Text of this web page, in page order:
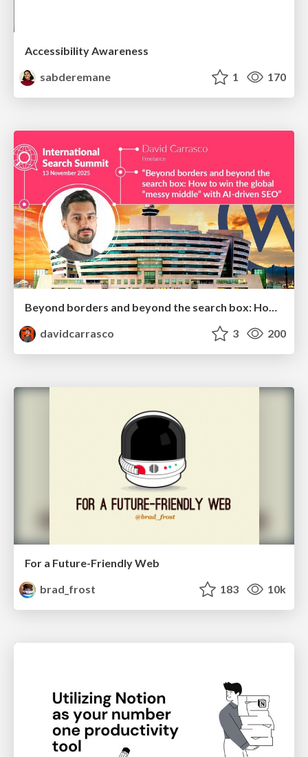
Accessibility Awareness
sabderemane
1 170
Beyond borders and beyond the search box: How to win the global "messy middle" with AI-driven SEO
davidcarrasco
3 200
For a Future-Friendly Web
brad_frost
183 10k